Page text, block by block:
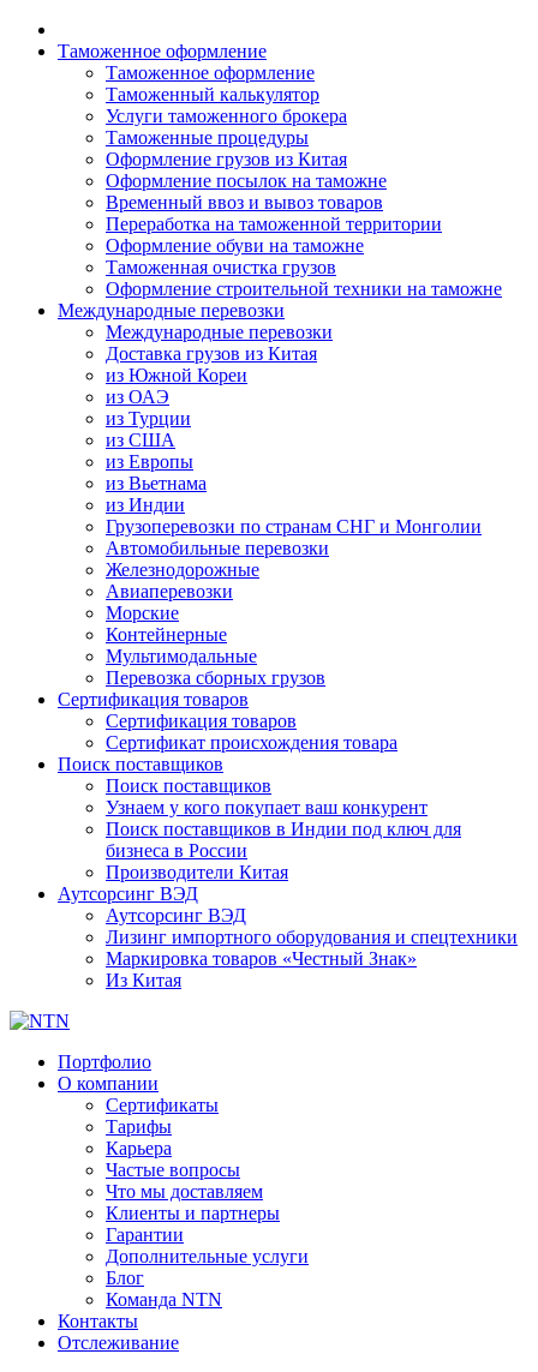
Таможенное оформление
Таможенное оформление
Таможенный калькулятор
Услуги таможенного брокера
Таможенные процедуры
Оформление грузов из Китая
Оформление посылок на таможне
Временный ввоз и вывоз товаров
Переработка на таможенной территории
Оформление обуви на таможне
Таможенная очистка грузов
Оформление строительной техники на таможне
Международные перевозки
Международные перевозки
Доставка грузов из Китая
из Южной Кореи
из ОАЭ
из Турции
из США
из Европы
из Вьетнама
из Индии
Грузоперевозки по странам СНГ и Монголии
Автомобильные перевозки
Железнодорожные
Авиаперевозки
Морские
Контейнерные
Мультимодальные
Перевозка сборных грузов
Сертификация товаров
Сертификация товаров
Сертификат происхождения товара
Поиск поставщиков
Поиск поставщиков
Узнаем у кого покупает ваш конкурент
Поиск поставщиков в Индии под ключ для
бизнеса в России
Производители Китая
Аутсорсинг ВЭД
Аутсорсинг ВЭД
Лизинг импортного оборудования и спецтехники
Маркировка товаров «Честный Знак»
Из Китая
Портфолио
О компании
Сертификаты
Тарифы
Карьера
Частые вопросы
Что мы доставляем
Клиенты и партнеры
Гарантии
Дополнительные услуги
Блог
Команда NTN
Контакты
Отслеживание